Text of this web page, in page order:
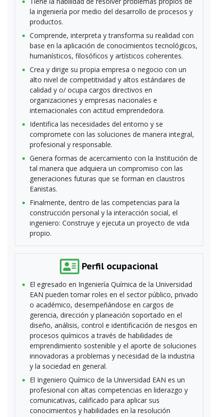
la ingeniería por medio del desarrollo de procesos y
productos.
Comprende, interpreta y transforma su realidad con
base en la aplicación de conocimientos tecnológicos,
humanísticos, filosóficos y artísticos coherentes.
Crea y dirige su propia empresa o negocio con un
alto nivel de competitividad y altos estándares de
calidad y o/ ocupa cargos directivos en
organizaciones y empresas nacionales e
internacionales con actitud emprendedora.
Identifica las necesidades del entorno y se
compromete con las soluciones de manera integral,
profesional y responsable.
Genera formas de acercamiento con la Institución de
tal manera que adquiera un compromiso con las
generaciones futuras que se forman en claustros
Eanistas.
Finalmente, dentro de las competencias para la
construcción personal y la interacción social, el
ingeniero: Construye y ejecuta un proyecto de vida
propio.
Perfil ocupacional
El egresado en Ingeniería Química de la Universidad
EAN pueden tomar roles en el sector público, privado
o académico, desempeñándose en cargos de
gerencia, dirección y planeación soportado en el
diseño, análisis, control e identificación de riesgos en
procesos químicos a través de habilidades de
emprendimiento sostenible y el aporte de soluciones
innovadoras a problemas y necesidad de la industria
y la sociedad en general.
El Ingeniero Químico de la Universidad EAN es un
profesional con altas competencias en liderazgo y
comunicativas, calificado para aplicar sus
conocimientos y habilidades en la resolución